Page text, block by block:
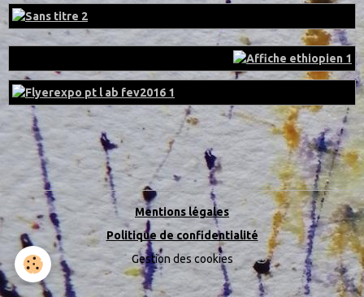
Mentions légales
Politique de confidentialité
Gestion des cookies